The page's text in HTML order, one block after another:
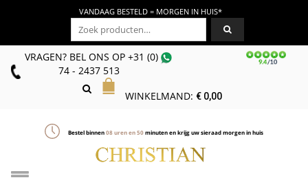
VANDAAG BESTELD = MORGEN IN HUIS*
Zoeken naar:
VRAGEN? BEL ONS OP+31 (0)
74 - 2437 513
WINKELMAND: €0,00
Bestel binnen08uren en50minuten en krijg uw sieraad morgen in huis